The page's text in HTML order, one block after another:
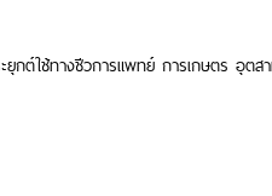
ยุกต์ใช้ทางชีวการแพทย์ การเกษตร อุตส